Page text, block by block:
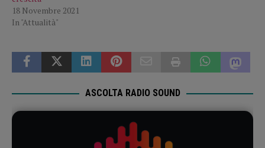
18 Novembre 2021
In "Attualità"
ASCOLTA RADIO SOUND